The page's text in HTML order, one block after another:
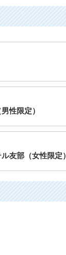
性限定）
友部（女性限定）